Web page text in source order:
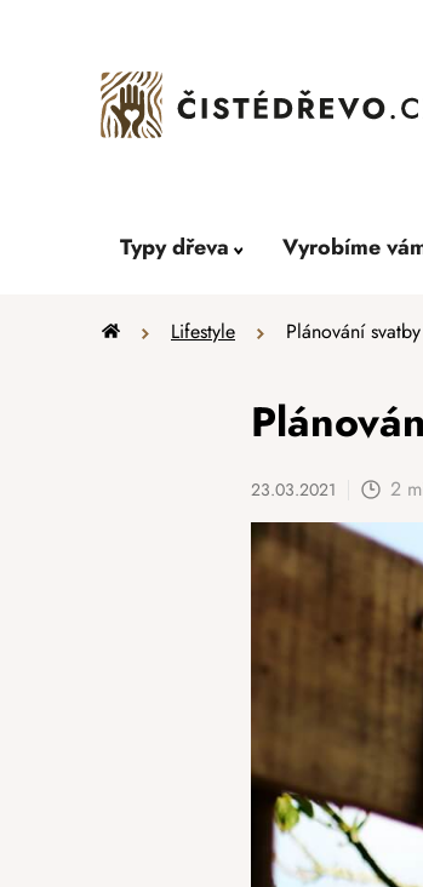
Typy dřeva Vyrobíme
Domů Lifestyle Plánování
23.03.2021 2